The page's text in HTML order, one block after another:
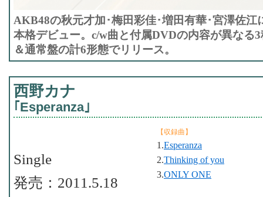
AKB48の秋元才加･梅田彩佳･増田有華･宮澤佐江
本格デビュー。c/w曲と付属DVDの内容が異なる
＆通常盤の計6形態でリリース。
西野カナ
｢Esperanza｣
【収録曲】
1.Esperanza
2.Thinking of you
3.ONLY ONE
Single
発売：2011.5.18